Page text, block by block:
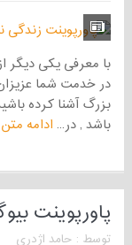
با معرفی یکی دیگر
در خدمت شما
بزرگ آشنا کرده
باشد , در... ادامه
پاورپوینت
توسط : حامد اژدری